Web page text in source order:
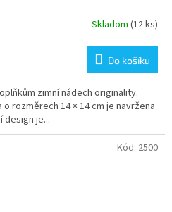
Skladom (12 ks)
Do košíku
zimní nádech originality.
rozměrech 14 × 14 cm je navržena
design je...
Kód: 2500